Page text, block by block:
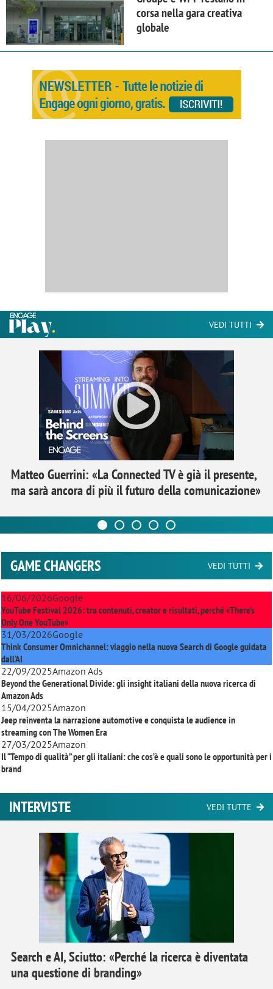
corsa nella gara creativa
globale
VEDI TUTTI
Matteo Guerrini: «La Connected TV è già il presente,
ma sarà ancora di più il futuro della comunicazione»
GAME CHANGERS VEDI TUTTI
16/06/2026Google
YouTube Festival 2026: tra contenuti, creator e risultati, perché «There’s
Only One YouTube»
31/03/2026Google
Think Consumer Omnichannel: viaggio nella nuova Search di Google guidata
dall'AI
22/09/2025Amazon Ads
Beyond the Generational Divide: gli insight italiani della nuova ricerca di
Amazon Ads
15/04/2025Amazon
Jeep reinventa la narrazione automotive e conquista le audience in
streaming conThe Women Era
27/03/2025Amazon
Il “Tempo di qualità” per gli italiani: che cos’è e quali sono le opportunità per i
brand
INTERVISTE VEDI TUTTE
Search e AI, Sciutto: «Perché la ricerca è diventata
una questione di branding»